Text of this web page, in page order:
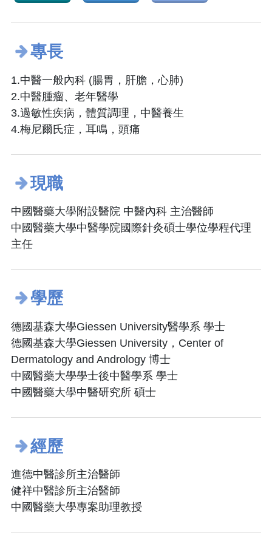
專長
1.中醫一般內科 (腸胃，肝膽，心肺)
2.中醫腫瘤、老年醫學
3.過敏性疾病，體質調理，中醫養生
4.梅尼爾氏症，耳鳴，頭痛
現職
中國醫藥大學附設醫院 中醫內科 主治醫師
中國醫藥大學中醫學院國際針灸碩士學位學程代理
主任
學歷
德國基森大學Giessen University醫學系 學士
德國基森大學Giessen University，Center of
Dermatology and Andrology 博士
中國醫藥大學學士後中醫學系 學士
中國醫藥大學中醫研究所 碩士
經歷
進德中醫診所主治醫師
健祥中醫診所主治醫師
中國醫藥大學專案助理教授